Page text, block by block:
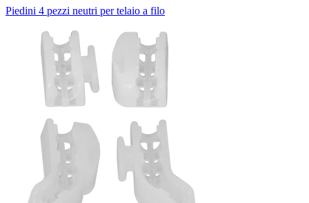
Piedini 4 pezzi neutri per telaio a filo